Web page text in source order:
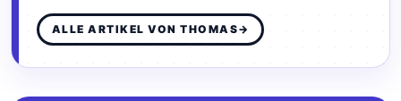
ALLE ARTIKEL VON THOMAS→